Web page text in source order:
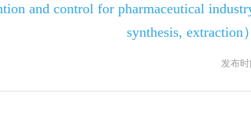
and control for pharmaceutical
synthesis, extraction
发布时